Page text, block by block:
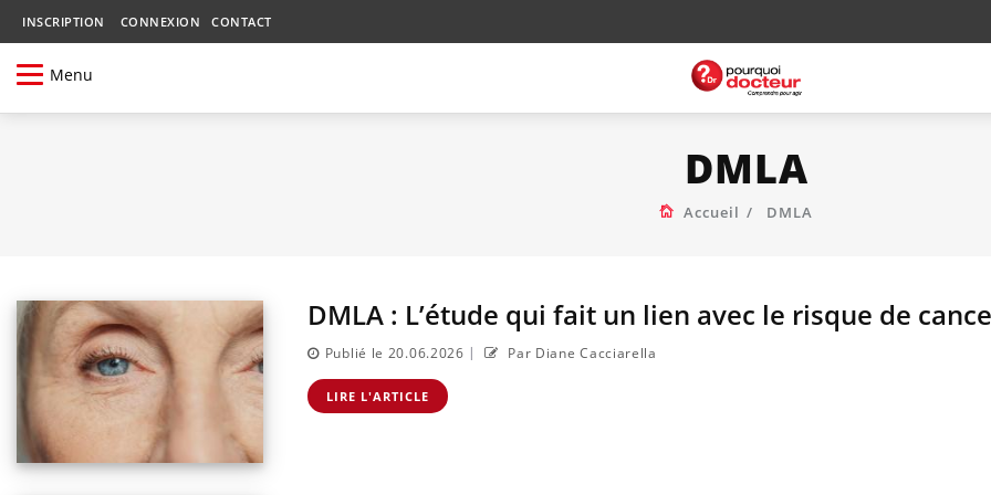
INSCRIPTION CONNEXION CONTACT
Menu
DMLA
Accueil DMLA
DMLA : L’étude qui fait un lien avec le risque de
Publié le 20.06.2026 | Par Diane Cacciarella
LIRE L'ARTICLE